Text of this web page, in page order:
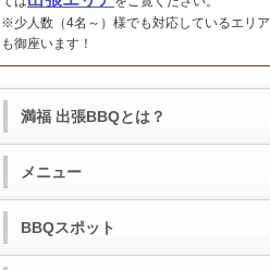
※少人数（4名～）様でも対応しているエリア
も御座います！
満福 出張BBQとは？
メニュー
BBQスポット